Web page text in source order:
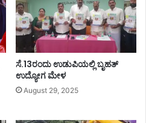
ಸೆ.13ರಂದು ಉಡುಪಿಯಲ್ಲಿ ಬೃಹತ್
ಉದ್ಯೋಗ ಮೇಳ
August 29, 2025